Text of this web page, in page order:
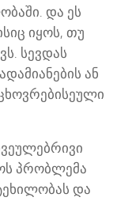
და ეს
იყოს, თუ
სევდას
ან
პრობლემა
და